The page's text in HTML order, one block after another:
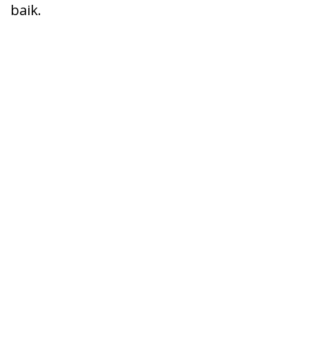
baik.